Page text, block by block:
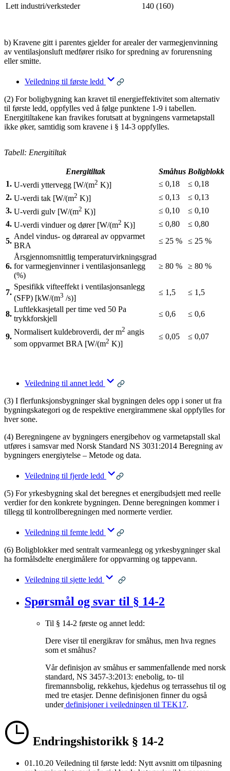
Lett industri/verksteder
140 (160)
b) Kravene gitt i parentes gjelder for arealer der varmegjenvinning
av ventilasjonsluft medfører risiko for spredning av forurensning
eller smitte.
Veiledning til første ledd
(2) For boligbygning kan kravet til energieffektivitet som alternativ
til første ledd, oppfylles ved å følge punktene 1-9 i tabellen.
Energitiltakene kan fravikes forutsatt at bygningens varmetapstall
ikke øker, samtidig som kravene i § 14-3 oppfylles.
Tabell: Energitiltak
Energitiltak Småhus Boligblokk
1. U-verdi yttervegg [W/(m2 K)] ≤ 0,18
≤ 0,18
2. U-verdi tak [W/(m2 K)] ≤ 0,13
≤ 0,13
3. U-verdi gulv [W/(m2 K)] ≤ 0,10
≤ 0,10
4. U-verdi vinduer og dører [W/(m2 K)] ≤ 0,80
≤ 0,80
5.
Andel vindus- og dørareal av oppvarmet
BRA
≤ 25 % ≤ 25 %
6.
Årsgjennomsnittlig temperaturvirkningsgrad
for varmegjenvinner i ventilasjonsanlegg
(%)
≥ 80 % ≥ 80 %
7.
Spesifikk vifteeffekt i ventilasjonsanlegg
(SFP) [kW/(m3 /s)]
≤ 1,5 ≤ 1,5
8.
Luftlekkasjetall per time ved 50 Pa
trykkforskjell
≤ 0,6 ≤ 0,6
9.
Normalisert kuldebroverdi, der m2 angis
som oppvarmet BRA [W/(m2 K)]
≤ 0,05 ≤ 0,07
Veiledning til annet ledd
(3) I flerfunksjonsbygninger skal bygningen deles opp i soner ut fra
bygningskategori og de respektive energirammene skal oppfylles for
hver sone.
(4) Beregningene av bygningers energibehov og varmetapstall skal
utføres i samsvar med Norsk Standard NS 3031:2014 Beregning av
bygningers energiytelse – Metode og data.
Veiledning til fjerde ledd
(5) For yrkesbygning skal det beregnes et energibudsjett med reelle
verdier for den konkrete bygningen. Denne beregningen kommer i
tillegg til kontrollberegningen med normerte verdier.
Veiledning til femte ledd
(6) Boligblokker med sentralt varmeanlegg og yrkesbygninger skal
ha formålsdelte energimålere for oppvarming og tappevann.
Veiledning til sjette ledd
Spørsmål og svar til § 14-2
Til § 14-2 første og annet ledd:
Dere viser til energikrav for småhus, men hva regnes
som et småhus?
Vår definisjon av småhus er sammenfallende med norsk
standard, NS 3457-3:2013: enebolig, to- til
firemannsbolig, rekkehus, kjedehus og terrassehus til og
med tre etasjer. Denne definisjonen finner du også
underdefinisjoner i veiledningen til TEK17.
Endringshistorikk § 14-2
01.10.20 Veiledning til første ledd: Nytt avsnitt om tilpasning